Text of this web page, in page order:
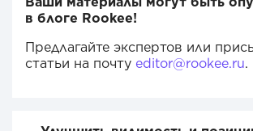
в блоге Rookee!
Предлагайте экспертов или
статьи на почту editor@rookee.ru.